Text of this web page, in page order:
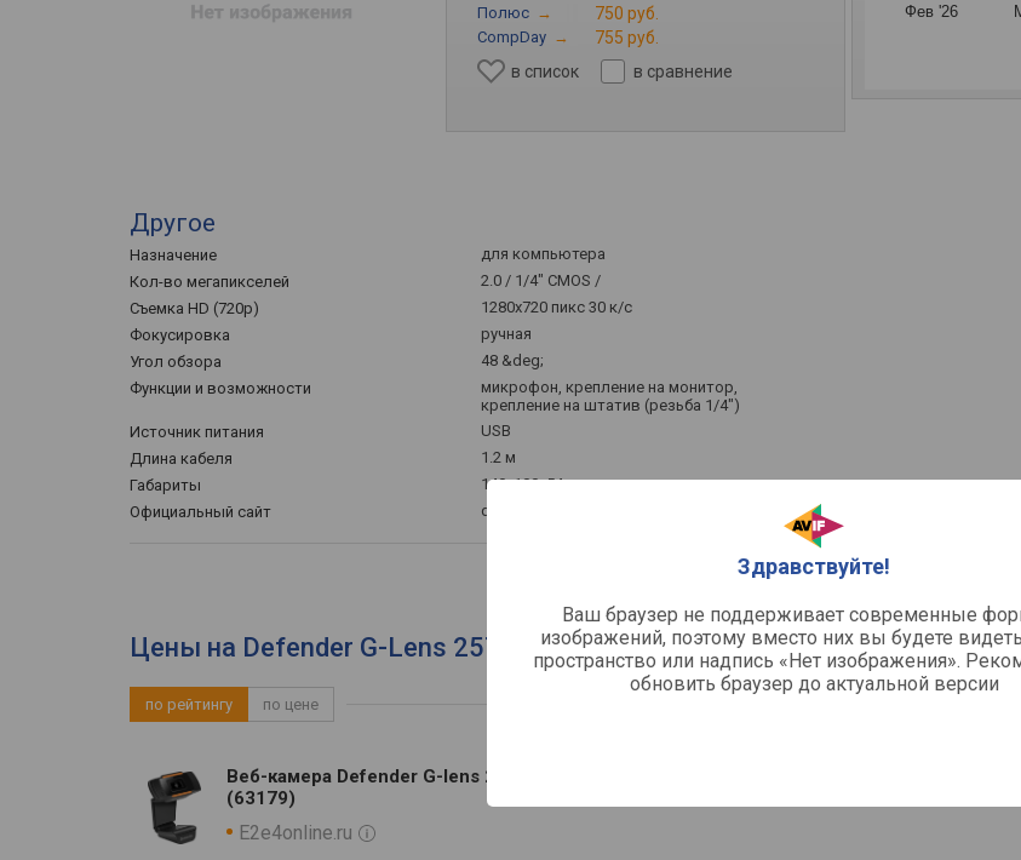
Здравствуйте!
Ваш браузер не поддерживает современные
изображений, поэтому вместо них вы будете
пространство или надпись «Нет изображения».
обновить браузер до актуальной версии
Полюс → 750 руб.
CompDay →
755 руб.
в список
в сравнение
Фев '26
Другое
Назначение
для компьютера
Кол-во мегапикселей
2.0 / 1/4" CMOS /
Съемка HD (720p)
1280x720 пикс 30 к/с
Фокусировка
ручная
Угол обзора
48 &deg;
Функции и возможности
микрофон, крепление на монитор,
крепление на штатив (резьба 1/4")
Источник питания
USB
Длина кабеля
1.2 м
Габариты
140x100x54 мм
Официальный сайт
defender.ru
Цены на Defender G-Lens 2579 - выбрать интернет-магазин
по рейтингу по цене
Веб-камера Defender G-lens 2579, 2 MP, 1280x720, встроенный микрофон, USB 2.0 +
(63179)
E2e4online.ru